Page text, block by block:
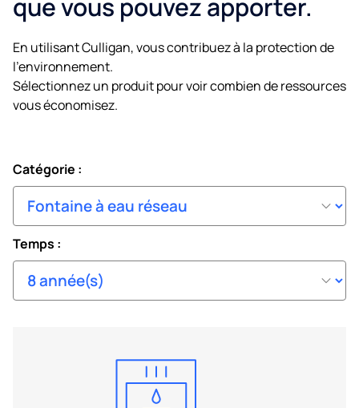
que vous pouvez apporter.
En utilisant Culligan, vous contribuez à la protection de
l’environnement.
Sélectionnez un produit pour voir combien de ressources
vous économisez.
Catégorie :
Temps :